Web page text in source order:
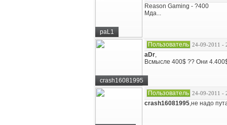
paL1
Reason Gaming - ?400
Мда...
crash16081995
Пользователь 24-09-2011 -
aDr,
Всмысле 400$ ?? Они
Пользователь 24-09-2011 -
crash16081995,не надо